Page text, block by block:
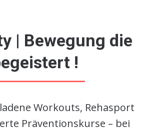
| Bewegung die
!
Workouts, Rehasport
Präventionskurse – bei